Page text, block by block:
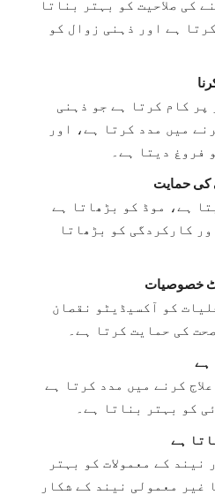
کی صلاحیت کو بہتر بناتا
ہے اور ذہنی زوال کو
پر کام کرتا ہے جو ذہنی
میں مدد کرتا ہے، اور
فروغ دیتا ہے۔
کی حمایت
ہے، موڈ کو بڑھاتا ہے
کارکردگی کو بڑھاتا
خصوصیات
کو آکسیڈیٹو نقصان
کی حمایت کرتا ہے۔
ہے
کرنے میں مدد کرتا ہے
کو بہتر بناتا ہے۔
ہے
کے معمولات کو بہتر
غیر معمولی نیند کے شکار